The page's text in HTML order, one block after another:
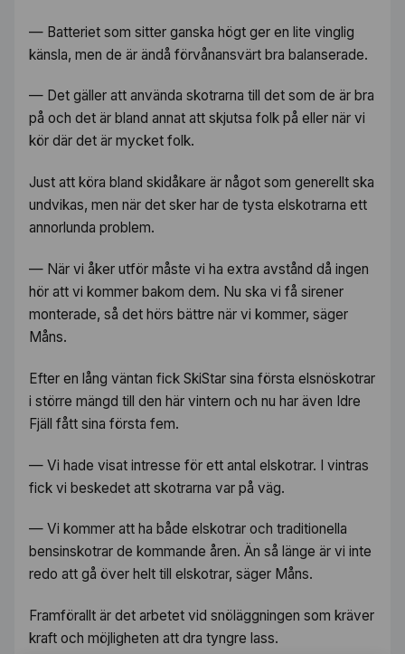
— Batteriet som sitter ganska högt ger en lite vinglig
känsla, men de är ändå förvånansvärt bra balanserade.
— Det gäller att använda skotrarna till det som de är bra
på och det är bland annat att skjutsa folk på eller när vi
kör där det är mycket folk.
Just att köra bland skidåkare är något som generellt ska
undvikas, men när det sker har de tysta elskotrarna ett
annorlunda problem.
— När vi åker utför måste vi ha extra avstånd då ingen
hör att vi kommer bakom dem. Nu ska vi få sirener
monterade, så det hörs bättre när vi kommer, säger
Måns.
Efter en lång väntan fick SkiStar sina första elsnöskotrar
i större mängd till den här vintern och nu har även Idre
Fjäll fått sina första fem.
— Vi hade visat intresse för ett antal elskotrar. I vintras
fick vi beskedet att skotrarna var på väg.
— Vi kommer att ha både elskotrar och traditionella
bensinskotrar de kommande åren. Än så länge är vi inte
redo att gå över helt till elskotrar, säger Måns.
Framförallt är det arbetet vid snöläggningen som kräver
kraft och möjligheten att dra tyngre lass.